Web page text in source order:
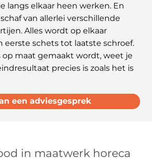
langs elkaar heen werken. En
van allerlei verschillende
Alles wordt op elkaar
eerste schets tot laatste schroef.
op maat gemaakt wordt, weet je
precies is zoals het is
een adviesgesprek
in maatwerk horeca